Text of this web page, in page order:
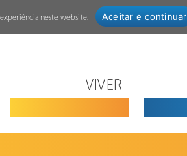
VIVER
neste website. Aceitar e continuar